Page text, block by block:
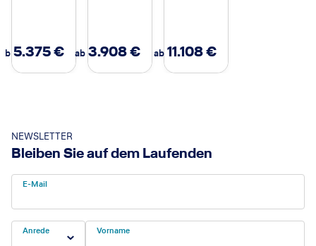
ab 5.375€ ab 3.908€ ab 11.108€
NEWSLETTER
Bleiben Sie auf dem Laufenden
E-Mail
Anrede Vorname